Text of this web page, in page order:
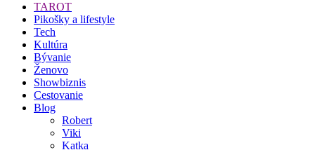
TAROT
Pikošky a lifestyle
Tech
Kultúra
Bývanie
Ženovo
Showbiznis
Cestovanie
Blog
Robert
Viki
Katka